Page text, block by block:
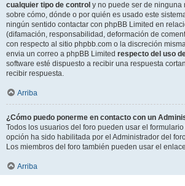
cualquier tipo de control y no puede ser de ninguna
sobre cómo, dónde o por quién es usado este
ningún sentido contactar con phpBB Limited en
(difamación, responsabilidad, deformación de
con respecto al sitio phpbb.com o la discreción
envia un correo a phpBB Limited respecto del uso
software esté dispuesto a recibir una respuesta
recibir respuesta.
Arriba
¿Cómo puedo ponerme en contacto con un
Todos los usuarios del foro pueden usar el formulario
opción ha sido habilitada por el Administrador del
Los miembros del foro también pueden usar el
Arriba